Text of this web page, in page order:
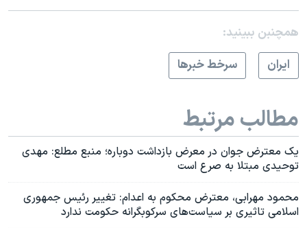
همچنبن ببینید:
ايران
سرخط خبرها
مطالب مرتبط
یک معترض جوان در معرض بازداشت دوباره؛ منبع مطلع: مهدی
توحیدی مبتلا به صرع است
محمود مهرابی، معترض محکوم به اعدام: تغییر رئیس جمهوری
اسلامی تاثیری بر سیاست‌های سرکوبگرانه حکومت ندارد